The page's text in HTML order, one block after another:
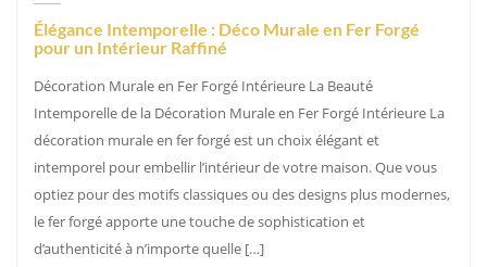
Élégance Intemporelle : Déco Murale en Fer Forgé
pour un Intérieur Raffiné
Décoration Murale en Fer Forgé Intérieure La Beauté
Intemporelle de la Décoration Murale en Fer Forgé Intérieure La
décoration murale en fer forgé est un choix élégant et
intemporel pour embellir l’intérieur de votre maison. Que vous
optiez pour des motifs classiques ou des designs plus modernes,
le fer forgé apporte une touche de sophistication et
d’authenticité à n’importe quelle […]